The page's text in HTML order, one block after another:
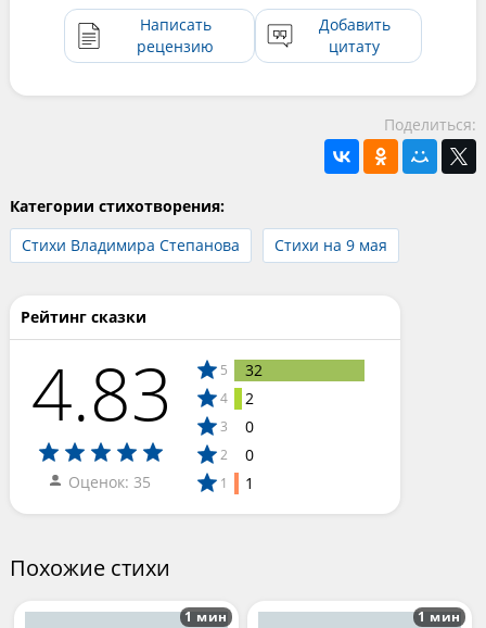
Написать
рецензию
Добавить
цитату
Поделиться:
Категории стихотворения:
Стихи Владимира Степанова
Стихи на 9 мая
Рейтинг сказки
4.83
Оценок: 35
5 32
4 2
3 0
2 0
1 1
Похожие стихи
1 мин 1 мин